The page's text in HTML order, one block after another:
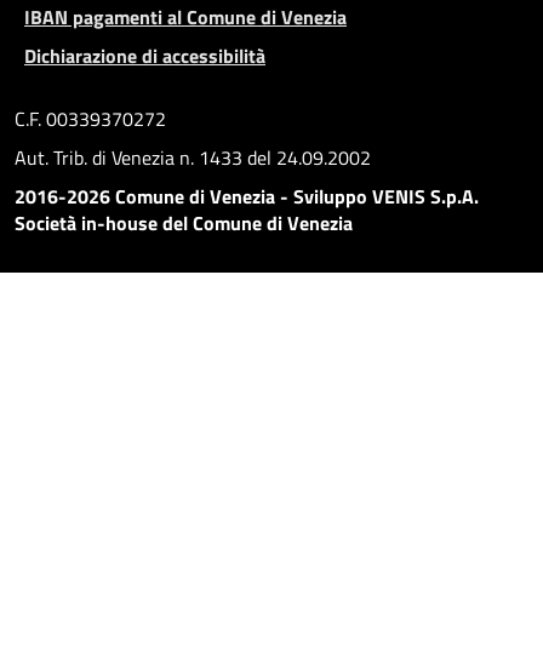
IBAN pagamenti al Comune di Venezia
Dichiarazione di accessibilità
C.F. 00339370272
Aut. Trib. di Venezia n. 1433 del 24.09.2002
2016-2026 Comune di Venezia - Sviluppo VENIS S.p.A.
Società in-house del Comune di Venezia